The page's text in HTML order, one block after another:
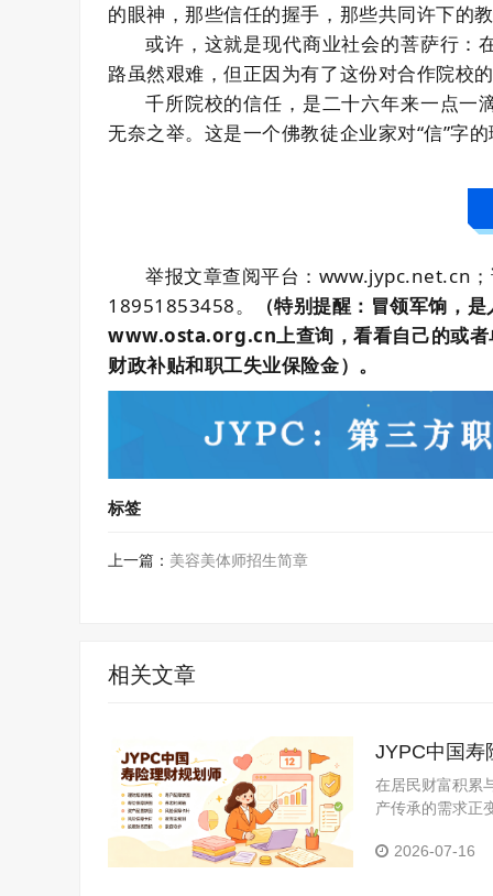
的眼神，那些信任的握手，那些共同许下的
或许，这就是现代商业社会的菩萨行：
路虽然艰难，但正因为有了这份对合作院校
千所院校的信任，是二十六年来一点一
无奈之举。这是一个佛教徒企业家对“信”字
举报文章查阅平台：www.jypc.net.cn
18951853458。
（特别提醒：冒领军饷，
www.osta.org.cn上查询，看看自己的或者
财政补贴和职工失业保险金）。
标签
上一篇： 美容美体师招生简章
相关文章
JYPC中国
在居民财富积累
产传承的需求正
规划人员，成为
2026-07-16